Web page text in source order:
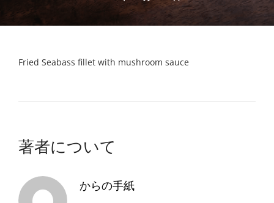
Fried Seabass fillet with mushroom sauce
著者について
からの手紙